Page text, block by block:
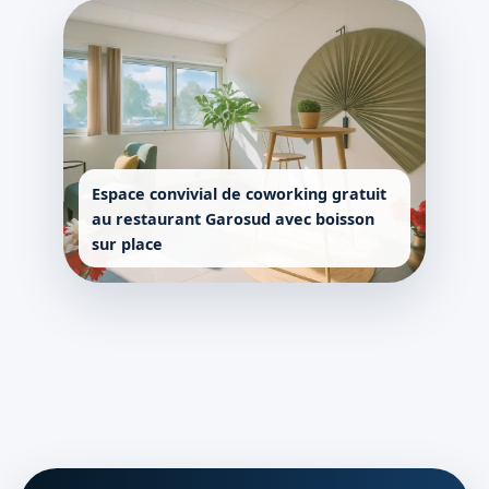
Espace convivial de coworking gratuit
au restaurant Garosud avec boisson
sur place